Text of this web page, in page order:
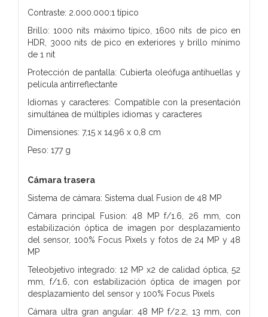
Contraste: 2.000.000:1 típico
Brillo: 1000 nits máximo típico, 1600 nits de pico en
HDR, 3000 nits de pico en exteriores y brillo mínimo
de 1 nit
Protección de pantalla: Cubierta oleófuga antihuellas y
película antirreflectante
Idiomas y caracteres: Compatible con la presentación
simultánea de múltiples idiomas y caracteres
Dimensiones: 7,15 x 14,96 x 0,8 cm
Peso: 177 g
Cámara trasera
Sistema de cámara: Sistema dual Fusion de 48 MP
Cámara principal Fusion: 48 MP f/1.6, 26 mm, con
estabilización óptica de imagen por desplazamiento
del sensor, 100% Focus Pixels y fotos de 24 MP y 48
MP
Teleobjetivo integrado: 12 MP x2 de calidad óptica, 52
mm, f/1.6, con estabilización óptica de imagen por
desplazamiento del sensor y 100% Focus Pixels
Cámara ultra gran angular: 48 MP f/2.2, 13 mm, con